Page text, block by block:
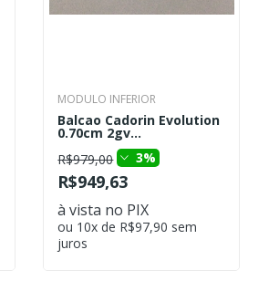
MODULO INFERIOR
Balcao Cadorin Evolution
0.70cm 2gv...
R$979,00
3%
R$949,63
à vista no PIX
ou 10x de R$97,90 sem
juros